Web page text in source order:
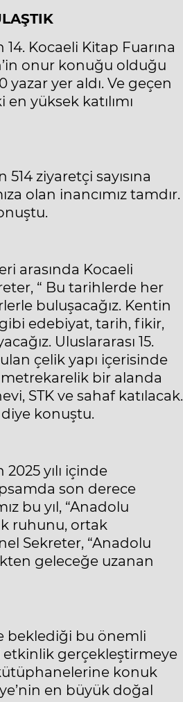
14. Kocaeli Kitap Fuarına
onur konuğu olduğu
yazar yer aldı. Ve geçen
yüksek katılımı
ziyaretçi sayısına
olan inancımız tamdır.
arasında Kocaeli
“ Bu tarihlerde her
buluşacağız. Kentin
edebiyat, tarih, fikir,
Uluslararası 15.
çelik yapı içerisinde
bir alanda
STK ve sahaf katılacak.
konuştu.
yılı içinde
son derece
bu yıl, “Anadolu
ruhunu, ortak
Sekreter, “Anadolu
geleceğe uzanan
beklediği bu önemli
etkinlik gerçekleştirmeye
konuk
en büyük doğal